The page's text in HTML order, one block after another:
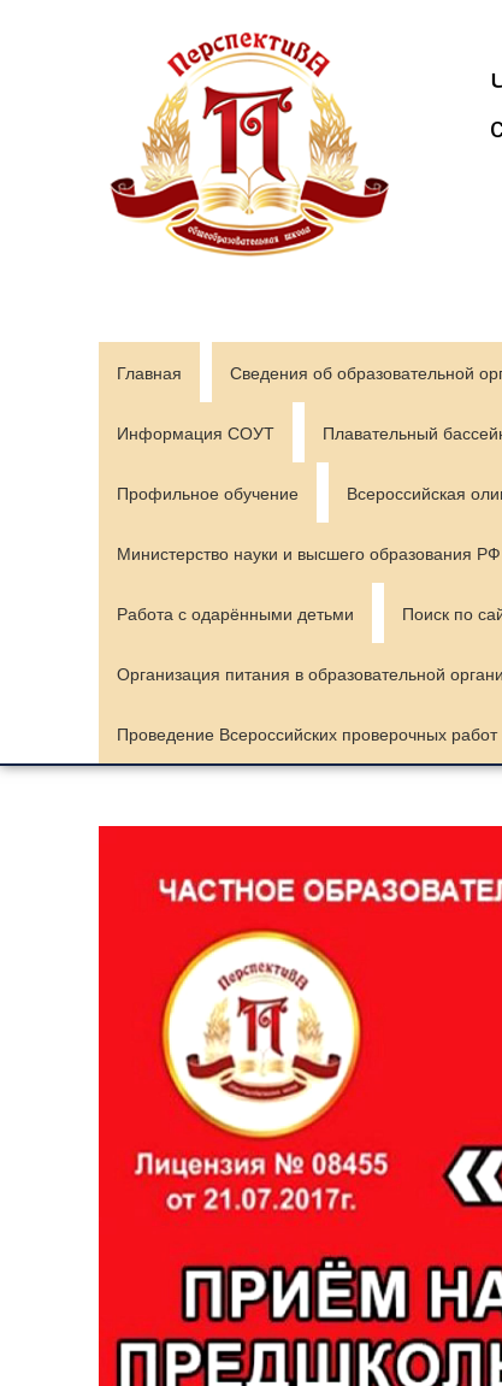
Главная Сведения об образовательной
Информация СОУТ Плавательный
Профильное обучение Всероссийская
Министерство науки и высшего образования РФ
Работа с одарёнными детьми Поиск по
Организация питания в образовательной
Проведение Всероссийских проверочных работ